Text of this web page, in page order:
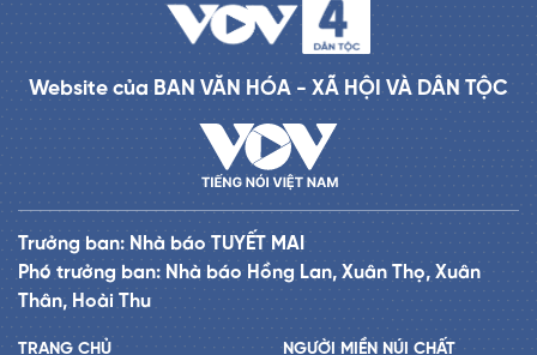
Website của BAN VĂN HÓA - XÃ HỘI VÀ DÂN TỘC
Trưởng ban: Nhà báo TUYẾT MAI
Phó trưởng ban: Nhà báo Hồng Lan, Xuân Thọ, Xuân
Thân, Hoài Thu
TRANG CHỦ NGƯỜI MIỀN NÚI CHẤT